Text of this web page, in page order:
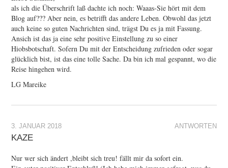
als ich die Überschrift laß dachte ich noch: Waaas-Sie hört mit dem
Blog auf??? Aber nein, es betrifft das andere Leben. Obwohl das jetzt
auch keine so guten Nachrichten sind, trägst Du es ja mit Fassung.
Ansich ist das ja eine sehr positive Einstellung zu so einer
Hiobsbotschaft. Sofern Du mit der Entscheidung zufrieden oder sogar
glücklich bist, ist das eine tolle Sache. Da bin ich mal gespannt, wo die
Reise hingehen wird.
LG Mareike
ANTWORTEN
3. JANUAR 2018
KAZE
Nur wer sich ändert ,bleibt sich treu! fällt mir da sofort ein.